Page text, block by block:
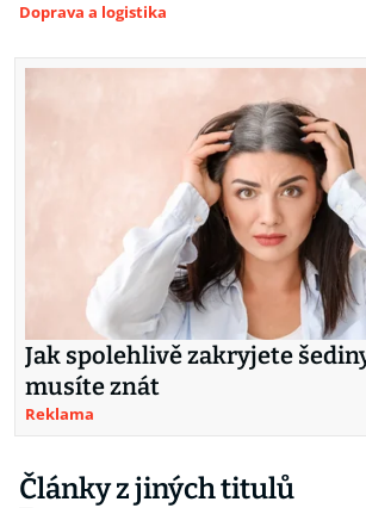
Doprava a logistika
Jak spolehlivě zakryjete
musíte znát
Reklama
Články z jiných titulů